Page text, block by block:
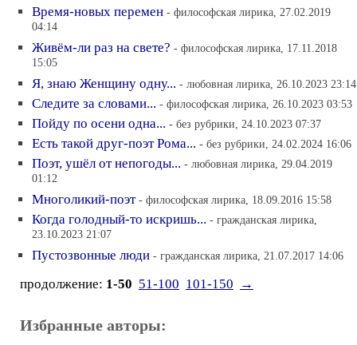
Время-новых перемен - философская лирика, 27.02.2019
04:14
Живём-ли раз на свете? - философская лирика, 17.11.2018
15:05
Я, знаю Женщину одну... - любовная лирика, 26.10.2023 23:14
Следите за словами... - философская лирика, 26.10.2023 03:53
Пойду по осени одна... - без рубрики, 24.10.2023 07:37
Есть такой друг-поэт Рома... - без рубрики, 24.02.2024 16:06
Поэт, ушёл от непогоды... - любовная лирика, 29.04.2019
01:12
Многоликий-поэт - философская лирика, 18.09.2016 15:58
Когда голодный-то искришь... - гражданская лирика,
23.10.2023 21:07
Пустозвонные люди - гражданская лирика, 21.07.2017 14:06
продолжение: 1-50 51-100 101-150 →
Избранные авторы: